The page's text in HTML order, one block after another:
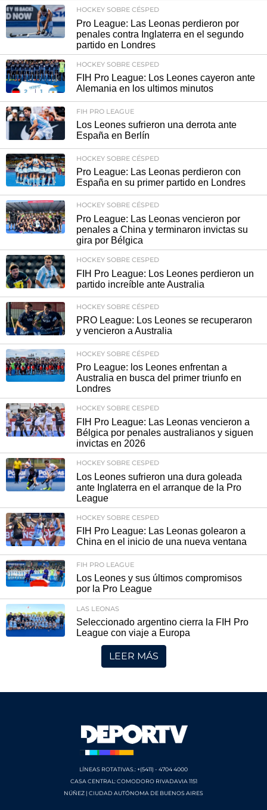
HOCKEY SOBRE CÉSPED
Pro League: Las Leonas perdieron por
penales contra Inglaterra en el segundo
partido en Londres
HOCKEY SOBRE CESPED
FIH Pro League: Los Leones cayeron ante
Alemania en los ultimos minutos
FIH PRO LEAGUE
Los Leones sufrieron una derrota ante
España en Berlín
HOCKEY SOBRE CÉSPED
Pro League: Las Leonas perdieron con
España en su primer partido en Londres
HOCKEY SOBRE CÉSPED
Pro League: Las Leonas vencieron por
penales a China y terminaron invictas su
gira por Bélgica
HOCKEY SOBRE CESPED
FIH Pro League: Los Leones perdieron un
partido increíble ante Australia
HOCKEY SOBRE CÉSPED
PRO League: Los Leones se recuperaron
y vencieron a Australia
HOCKEY SOBRE CÉSPED
Pro League: los Leones enfrentan a
Australia en busca del primer triunfo en
Londres
HOCKEY SOBRE CESPED
FIH Pro League: Las Leonas vencieron a
Bélgica por penales australianos y siguen
invictas en 2026
HOCKEY SOBRE CESPED
Los Leones sufrieron una dura goleada
ante Inglaterra en el arranque de la Pro
League
HOCKEY SOBRE CESPED
FIH Pro League: Las Leonas golearon a
China en el inicio de una nueva ventana
FIH PRO LEAGUE
Los Leones y sus últimos compromisos
por la Pro League
LAS LEONAS
Seleccionado argentino cierra la FIH Pro
League con viaje a Europa
LEER MÁS
LÍNEAS ROTATIVAS.: +(5411) - 4704 4000
CASA CENTRAL: COMODORO RIVADAVIA 1151
NÚÑEZ | CIUDAD AUTÓNOMA DE BUENOS AIRES